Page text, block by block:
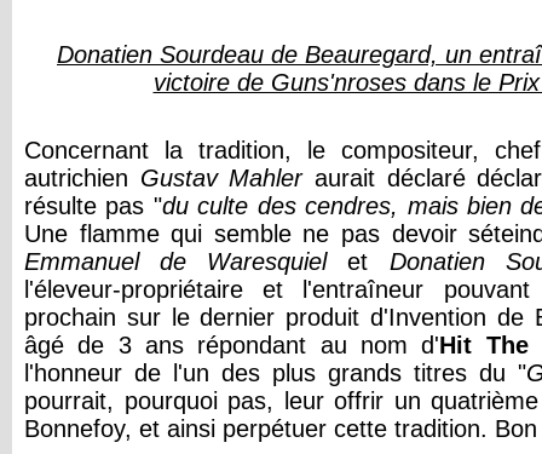
Donatien Sourdeau de Beauregard, un
victoire de Guns'nroses dans le
Concernant la tradition, le compositeur,
autrichien Gustav Mahleraurait déclaré
résulte pas "du culte des cendres, mais bien
Une flamme qui semble ne pas devoir
Emmanuel de Waresquielet Donatien
l'éleveur-propriétaire et l'entraîneur
prochain sur le dernier produit d'Invention
âgé de 3 ans répondant au nom d'Hit The
l'honneur de l'un des plus grands titres du "
pourrait, pourquoi pas, leur offrir un
Bonnefoy, et ainsi perpétuer cette tradition.